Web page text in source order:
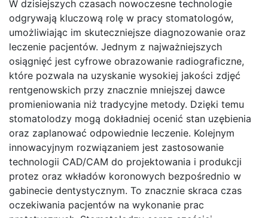
W dzisiejszych czasach nowoczesne technologie
odgrywają kluczową rolę w pracy stomatologów,
umożliwiając im skuteczniejsze diagnozowanie oraz
leczenie pacjentów. Jednym z najważniejszych
osiągnięć jest cyfrowe obrazowanie radiograficzne,
które pozwala na uzyskanie wysokiej jakości zdjęć
rentgenowskich przy znacznie mniejszej dawce
promieniowania niż tradycyjne metody. Dzięki temu
stomatolodzy mogą dokładniej ocenić stan uzębienia
oraz zaplanować odpowiednie leczenie. Kolejnym
innowacyjnym rozwiązaniem jest zastosowanie
technologii CAD/CAM do projektowania i produkcji
protez oraz wkładów koronowych bezpośrednio w
gabinecie dentystycznym. To znacznie skraca czas
oczekiwania pacjentów na wykonanie prac